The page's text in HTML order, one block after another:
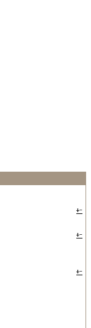
+-
+-
+-